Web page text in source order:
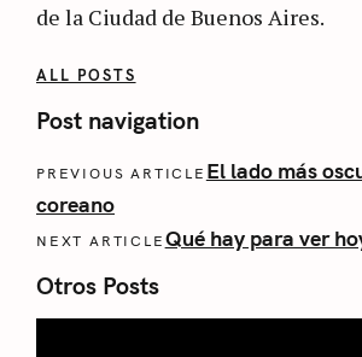
de la Ciudad de Buenos Aires.
ALL POSTS
Post navigation
PREVIOUS ARTICLE El lado más
coreano
NEXT ARTICLE Qué hay para ver
Otros Posts